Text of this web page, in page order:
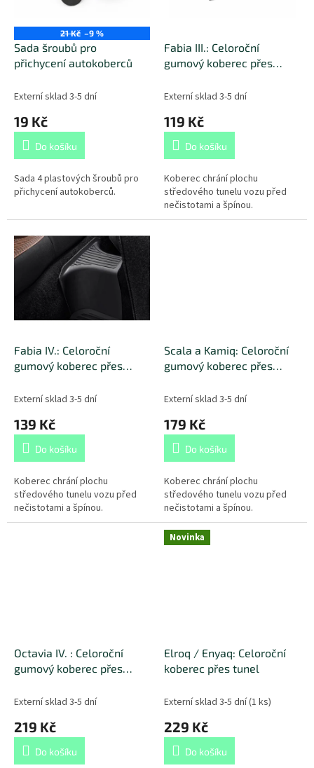
21 Kč –9 %
Sada šroubů pro
přichycení autokoberců
Externí sklad 3-5 dní
19 Kč
Do košíku
Sada 4 plastových šroubů pro
přichycení autokoberců.
Fabia III.: Celoroční
gumový koberec přes
Externí sklad 3-5 dní
119 Kč
Do košíku
Koberec chrání plochu
středového tunelu vozu před
nečistotami a špínou.
Fabia IV.: Celoroční
gumový koberec přes
Externí sklad 3-5 dní
139 Kč
Do košíku
Koberec chrání plochu
středového tunelu vozu před
nečistotami a špínou.
Scala a Kamiq: Celoroční
gumový koberec přes
Externí sklad 3-5 dní
179 Kč
Do košíku
Koberec chrání plochu
středového tunelu vozu před
nečistotami a špínou.
Octavia IV. : Celoroční
gumový koberec přes
Externí sklad 3-5 dní
219 Kč
Do košíku
Novinka
Elroq / Enyaq: Celoroční
koberec přes tunel
Externí sklad 3-5 dní(1 ks)
229 Kč
Do košíku